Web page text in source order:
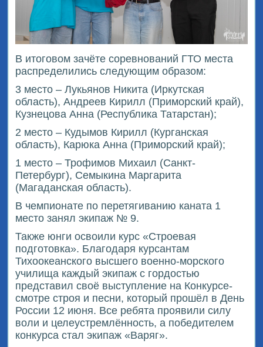
В итоговом зачёте соревнований ГТО места
распределились следующим образом:
3 место – Лукьянов Никита (Иркутская
область), Андреев Кирилл (Приморский край),
Кузнецова Анна (Республика Татарстан);
2 место – Кудымов Кирилл (Курганская
область), Карюка Анна (Приморский край);
1 место – Трофимов Михаил (Санкт-
Петербург), Семыкина Маргарита
(Магаданская область).
В чемпионате по перетягиванию каната 1
место занял экипаж № 9.
Также юнги освоили курс «Строевая
подготовка». Благодаря курсантам
Тихоокеанского высшего военно-морского
училища каждый экипаж с гордостью
представил своё выступление на Конкурсе-
смотре строя и песни, который прошёл в День
России 12 июня. Все ребята проявили силу
воли и целеустремлённость, а победителем
конкурса стал экипаж «Варяг».